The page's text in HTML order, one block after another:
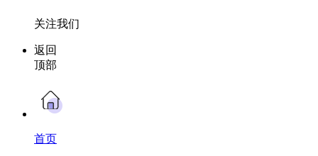
关注我们
返回
顶部
首页